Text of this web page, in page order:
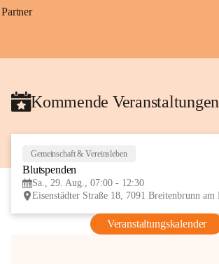
Partner
Kommende Veranstaltungen
Gemeinschaft & Vereinsleben
Blutspenden
Sa., 29. Aug., 07:00 - 12:30
Veranstaltungskalender